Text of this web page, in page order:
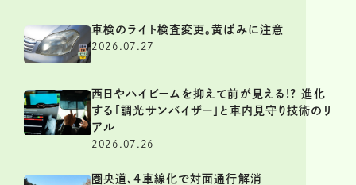
車検のライト検査変更。黄ばみに注意
2026.07.27
西日やハイビームを抑えて前が見える!? 進化
する「調光サンバイザー」と車内見守り技術のリ
アル
2026.07.26
圏央道、4車線化で対面通行解消